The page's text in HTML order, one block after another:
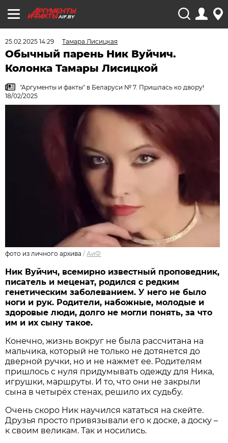
AIF.BY
25.02.2025 14:29 Тамара Лисицкая
Обычный парень Ник Вуйчич.
Колонка Тамары Лисицкой
"Аргументы и факты" в Беларуси № 7. Пришлась ко двору!
18/02/2025
фото из личного архива / АиФ
Ник Вуйчич, всемирно известный проповедник,
писатель и меценат, родился с редким
генетическим заболеванием. У него не было
ноги и рук. Родители, набожные, молодые и
здоровые люди, долго не могли понять, за что
им и их сыну такое.
Конечно, жизнь вокруг не была рассчитана на
мальчика, который не только не дотянется до
дверной ручки, но и не нажмет ее. Родителям
пришлось с нуля придумывать одежду для Ника,
игрушки, маршруты. И то, что они не закрыли
сына в четырёх стенах, решило их судьбу.
Очень скоро Ник научился кататься на скейте.
Друзья просто привязывали его к доске, а доску –
к своим великам. Так и носились.